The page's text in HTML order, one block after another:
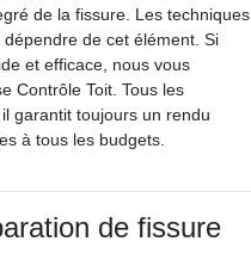
de la fissure. Les techniques
de cet élément. Si
et efficace, nous vous
Contrôle Toit. Tous les
garantit toujours un rendu
à tous les budgets.
de fissure